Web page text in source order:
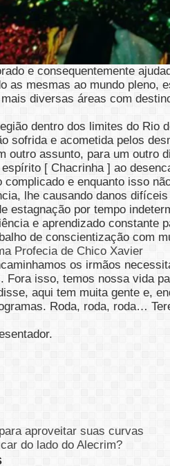
e consequentemente
as mesmas ao mundo pleno,
diversas áreas com
dentro dos limites do Rio
sofrida e acometida pelos
outro assunto, para um outro
[ Chacrinha ] ao
complicado e enquanto isso
lhe causando danos
estagnação por tempo
e aprendizado constante
de conscientização com
Profecia de Chico Xavier
os irmãos
Fora isso, temos nossa vida
aqui tem muita gente e,
Roda, roda, roda…
aproveitar suas curvas
do lado do Alecrim?